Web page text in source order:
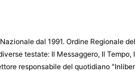
dal 1991. Ordine Regionale
testate: Il Messaggero, Il Tempo,
responsabile del quotidiano